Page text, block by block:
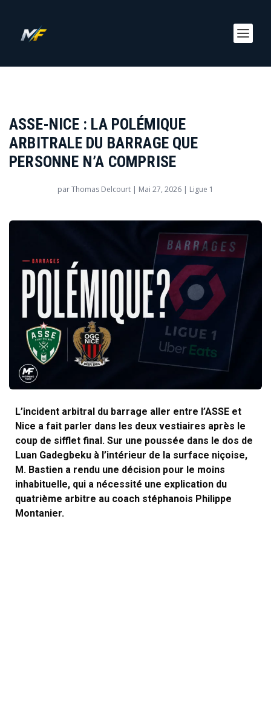
ASSE-NICE : LA POLÉMIQUE
ARBITRALE DU BARRAGE QUE
PERSONNE N’A COMPRISE
parThomas Delcourt | Mai 27, 2026 | Ligue 1
L’incident arbitral du barrage aller entre l’ASSE et
Nice a fait parler dans les deux vestiaires après le
coup de sifflet final. Sur une poussée dans le dos de
Luan Gadegbeku à l’intérieur de la surface niçoise,
M. Bastien a rendu une décision pour le moins
inhabituelle, qui a nécessité une explication du
quatrième arbitre au coach stéphanois Philippe
Montanier.